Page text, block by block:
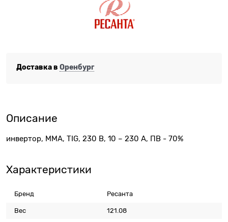
Доставка в Оренбург
Описание
инвертор, MMA, TIG, 230 В, 10 – 230 А, ПВ - 70%
Характеристики
Бренд Ресанта
Вес 121.08